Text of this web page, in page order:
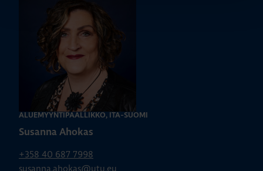
ALUEMYYNTIPÄÄLLIKKÖ, ITÄ-SUOMI
Susanna Ahokas
+358 40 687 7998
susanna.ahokas@utu.eu